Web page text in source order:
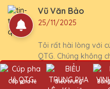
Vũ Văn Bảo
25/11/2025
Tôi rất hài lòng với
QTG. Chúng không
Cúp pha lê Biểu trưng